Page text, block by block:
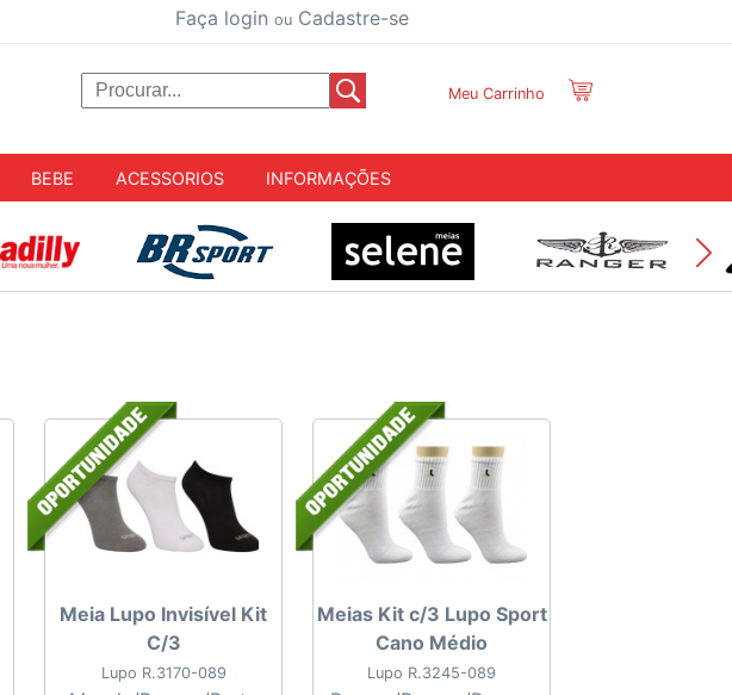
Faça login ou Cadastre-se
Meu Carrinho
BEBE ACESSORIOS INFORMAÇÕES
Meia Lupo Invisível Kit
C/3
Lupo R.3170-089
Meias Kit c/3 Lupo Sport
Cano Médio
Lupo R.3245-089